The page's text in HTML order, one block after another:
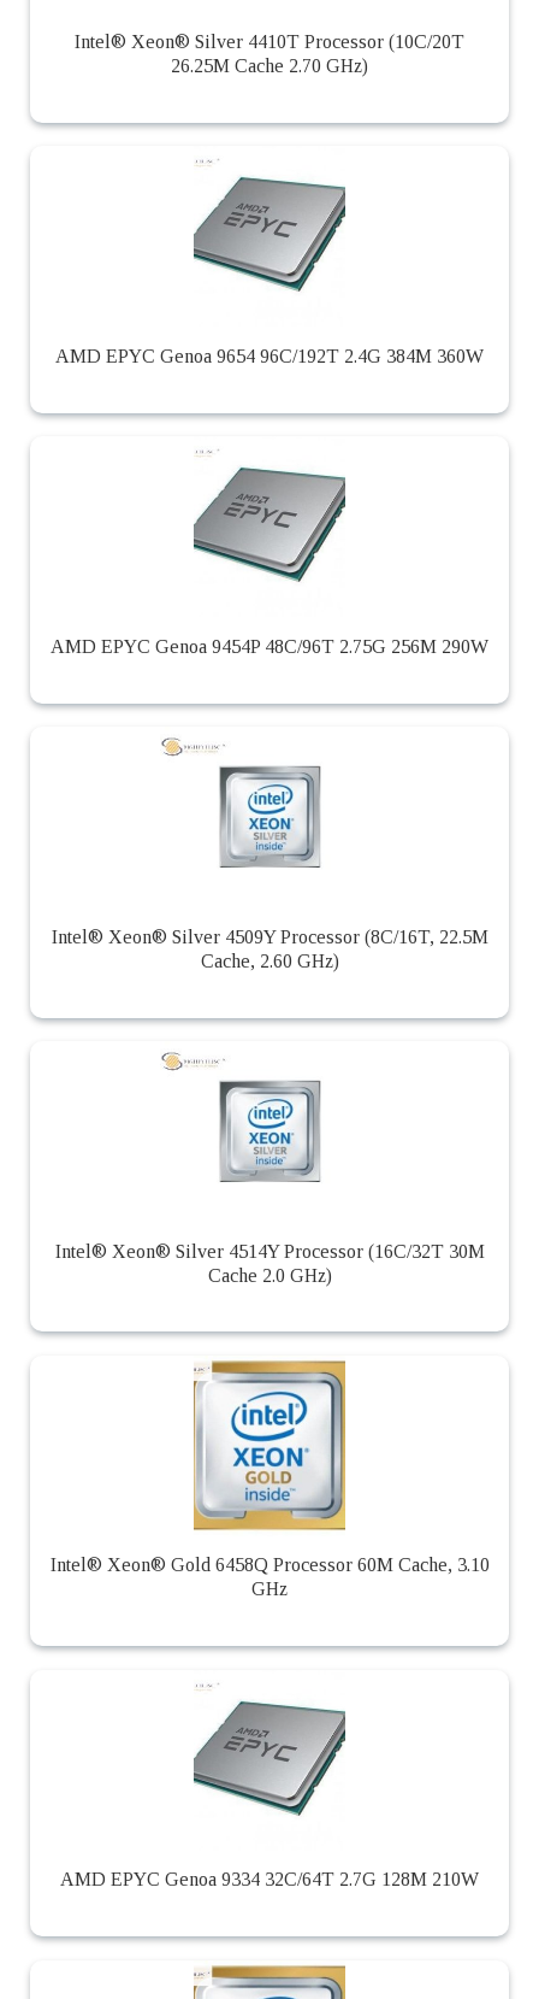
Intel® Xeon® Silver 4410T Processor (10C/20T
26.25M Cache 2.70 GHz)
AMD EPYC Genoa 9654 96C/192T 2.4G 384M 360W
AMD EPYC Genoa 9454P 48C/96T 2.75G 256M 290W
Intel® Xeon® Silver 4509Y Processor (8C/16T, 22.5M
Cache, 2.60 GHz)
Intel® Xeon® Silver 4514Y Processor (16C/32T 30M
Cache 2.0 GHz)
Intel® Xeon® Gold 6458Q Processor 60M Cache, 3.10
GHz
AMD EPYC Genoa 9334 32C/64T 2.7G 128M 210W